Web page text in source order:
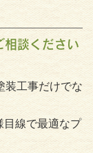
相談ください
装工事だけでな
目線で最適なプ